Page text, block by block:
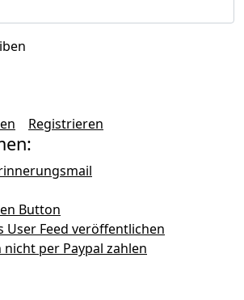
Registrieren
Button
User Feed veröffentlichen
per Paypal zahlen